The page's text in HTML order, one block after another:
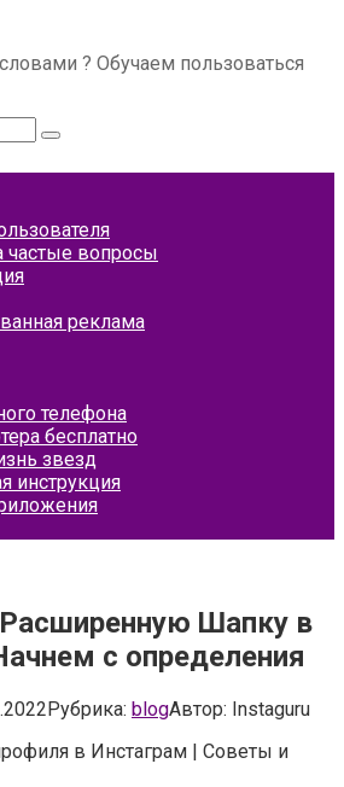
? Обучаем пользоваться
частые вопросы
реклама
телефона
бесплатно
звезд
инструкция
Шапку в
с определения
Рубрика: blogАвтор: Instaguru
в Инстаграм | Советы и